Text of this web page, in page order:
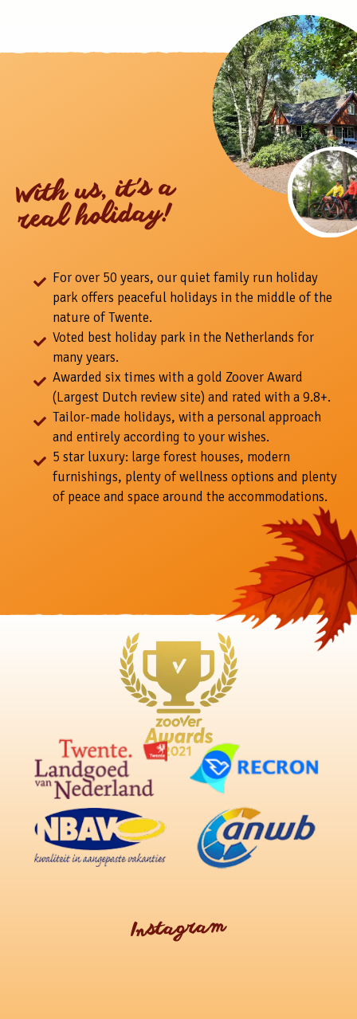
With us, it's a
real holiday!
For over 50 years, our quiet family run holiday
park offers peaceful holidays in the middle of the
nature of Twente.
Voted best holiday park in the Netherlands for
many years.
Awarded six times with a gold Zoover Award
(Largest Dutch review site) and rated with a 9.8+.
Tailor-made holidays, with a personal approach
and entirely according to your wishes.
5 star luxury: large forest houses, modern
furnishings, plenty of wellness options and plenty
of peace and space around the accommodations.
Instagram